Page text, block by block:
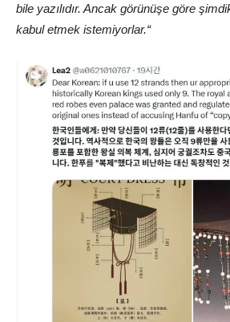
bile yazılıdır. Ancak görünüşe göre
kabul etmek istemiyorlar.“